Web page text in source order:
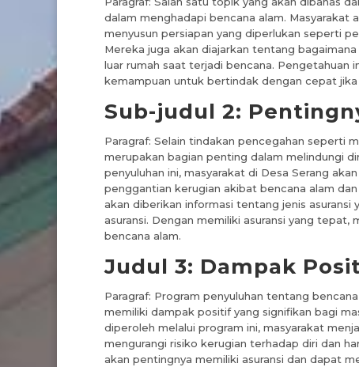
dalam menghadapi bencana alam. Masyarakat
menyusun persiapan yang diperlukan seperti
Mereka juga akan diajarkan tentang
luar rumah saat terjadi bencana. Pengetahuan
kemampuan untuk bertindak dengan cepat
Sub-judul 2:
Paragraf: Selain tindakan pencegahan seperti
merupakan bagian penting dalam melindungi
penyuluhan ini, masyarakat di Desa Serang
penggantian kerugian akibat bencana alam
akan diberikan informasi tentang jenis
asuransi. Dengan memiliki asuransi yang
bencana alam.
Judul 3: Dampak
Paragraf: Program penyuluhan tentang
memiliki dampak positif yang signifikan bagi
diperoleh melalui program ini, masyarakat
mengurangi risiko kerugian terhadap diri dan
akan pentingnya memiliki asuransi dan dapat